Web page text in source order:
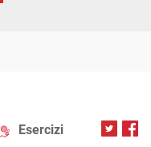
Esercizi